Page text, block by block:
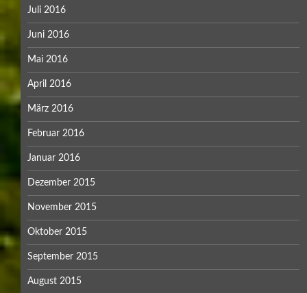
Juli 2016
Juni 2016
Mai 2016
April 2016
März 2016
Februar 2016
Januar 2016
Dezember 2015
November 2015
Oktober 2015
September 2015
August 2015